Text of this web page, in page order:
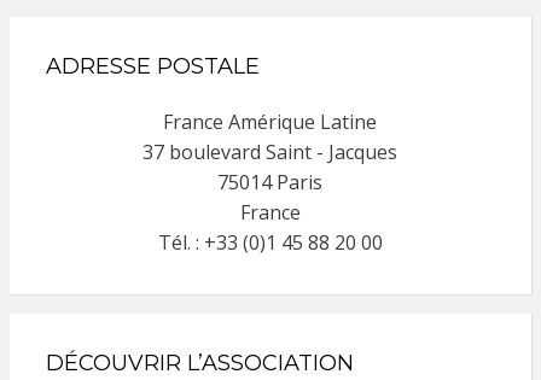
ADRESSE POSTALE
France Amérique Latine
37 boulevard Saint - Jacques
75014 Paris
France
Tél. : +33 (0)1 45 88 20 00
DÉCOUVRIR L’ASSOCIATION